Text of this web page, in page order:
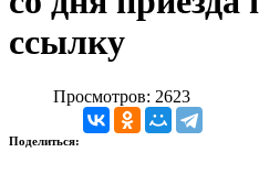
ссылку
Просмотров: 2623
Поделиться: